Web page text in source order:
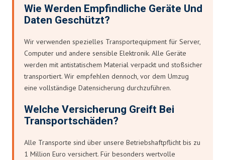
Wie Werden Empfindliche Geräte Und
Daten Geschützt?
Wir verwenden spezielles Transportequipment für Server,
Computer und andere sensible Elektronik. Alle Geräte
werden mit antistatischem Material verpackt und stoßsicher
transportiert. Wir empfehlen dennoch, vor dem Umzug
eine vollständige Datensicherung durchzuführen.
Welche Versicherung Greift Bei
Transportschäden?
Alle Transporte sind über unsere Betriebshaftpflicht bis zu
1 Million Euro versichert. Für besonders wertvolle